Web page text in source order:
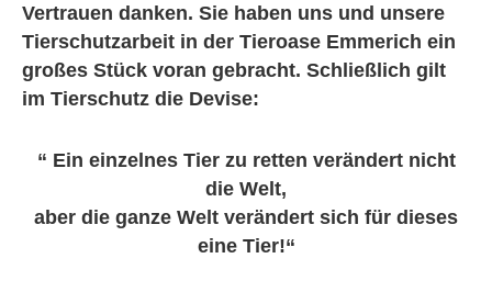
Vertrauen danken. Sie haben uns und unsere
Tierschutzarbeit in der Tieroase Emmerich ein
großes Stück voran gebracht. Schließlich gilt
im Tierschutz die Devise:
“ Ein einzelnes Tier zu retten verändert nicht
die Welt,
aber die ganze Welt verändert sich für dieses
eine Tier!“